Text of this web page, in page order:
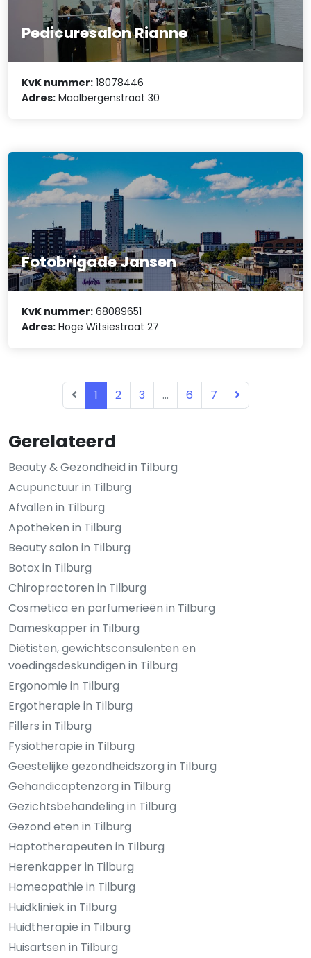
Gerelateerd
Beauty & Gezondheid in Tilburg
Acupunctuur in Tilburg
Afvallen in Tilburg
Apotheken in Tilburg
Beauty salon in Tilburg
Botox in Tilburg
Chiropractoren in Tilburg
Cosmetica en parfumerieën in Tilburg
Dameskapper in Tilburg
Diëtisten, gewichtsconsulenten en
voedingsdeskundigen in Tilburg
Ergonomie in Tilburg
Ergotherapie in Tilburg
Fillers in Tilburg
Fysiotherapie in Tilburg
Geestelijke gezondheidszorg in Tilburg
Gehandicaptenzorg in Tilburg
Gezichtsbehandeling in Tilburg
Gezond eten in Tilburg
Haptotherapeuten in Tilburg
Herenkapper in Tilburg
Homeopathie in Tilburg
Huidkliniek in Tilburg
Huidtherapie in Tilburg
Huisartsen in Tilburg
Pedicuresalon Rianne
KvK nummer: 18078446
Adres: Maalbergenstraat 30
Fotobrigade Jansen
KvK nummer: 68089651
Adres: Hoge Witsiestraat 27
1 2 3 ... 6 7